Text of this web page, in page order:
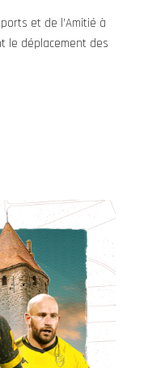
et de l’Amitié à
le déplacement des